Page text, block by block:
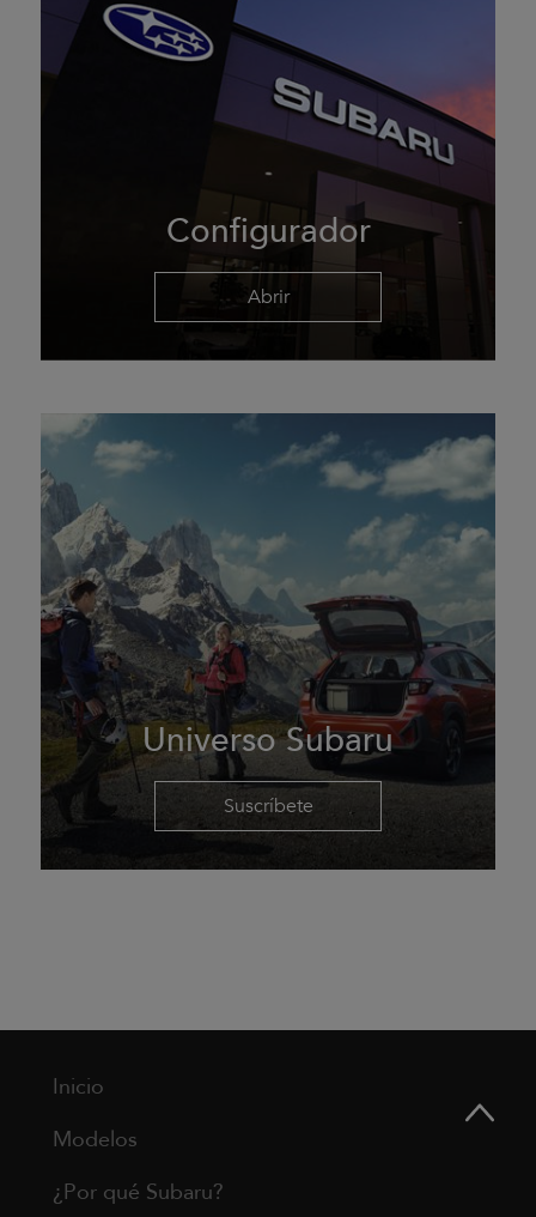
Configurador
Abrir
Universo Subaru
Suscríbete
Inicio
Modelos
¿Por qué Subaru?